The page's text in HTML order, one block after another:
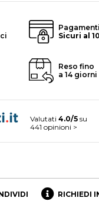
Pagamenti
Sicuri al
Reso fino
a 14 giorni
Valutati 4.0/5 su
441 opinioni >
RICHIEDI